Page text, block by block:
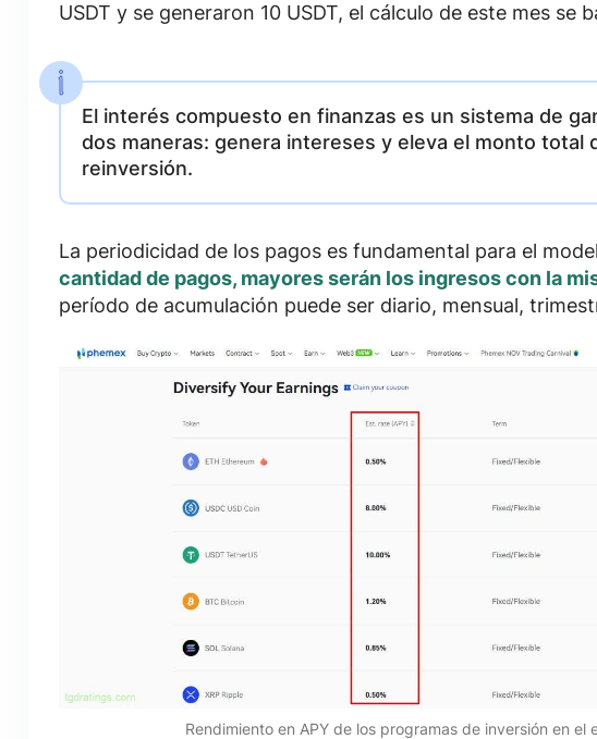
USDT y se generaron 10 USDT, el cálculo de este mes se
El interés compuesto en finanzas es un sistema de
dos maneras: genera intereses y eleva el monto total
reinversión.
La periodicidad de los pagos es fundamental para el
cantidad de pagos, mayores serán los ingresos con la
período de acumulación puede ser diario, mensual,
Rendimiento en APY de los programas de inversión en el